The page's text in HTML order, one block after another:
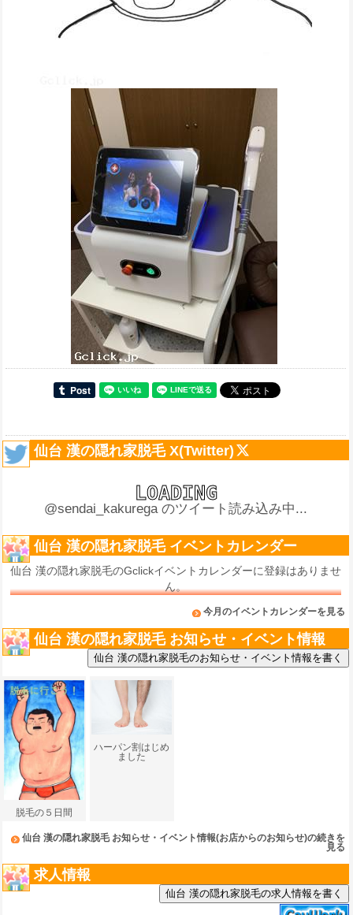
仙台 漢の隠れ家脱毛 X(Twitter)
@sendai_kakurega のツイート読み込み中...
仙台 漢の隠れ家脱毛 イベントカレンダー
仙台 漢の隠れ家脱毛のGclickイベントカレンダーに登録はありませ
ん。
今月のイベントカレンダーを見る
仙台 漢の隠れ家脱毛 お知らせ・イベント情報
脱毛の５日間
ハーパン割はじめ
ました
仙台 漢の隠れ家脱毛 お知らせ・イベント情報(お店からのお知らせ)の続きを
見る
求人情報
仙台 漢の隠れ家脱毛の求人情報を書く